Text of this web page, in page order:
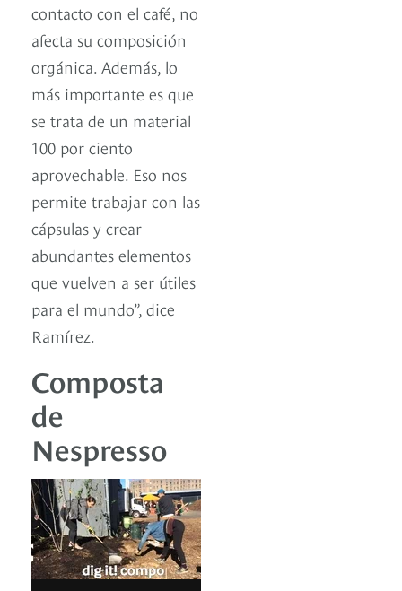
contacto con el café, no
afecta su composición
orgánica. Además, lo
más importante es que
se trata de un material
100 por ciento
aprovechable. Eso nos
permite trabajar con las
cápsulas y crear
abundantes elementos
que vuelven a ser útiles
para el mundo”, dice
Ramírez.
Composta
de
Nespresso